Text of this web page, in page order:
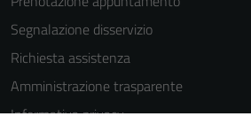
Segnalazione disservizio
Richiesta assistenza
Amministrazione trasparente
Informativa privacy